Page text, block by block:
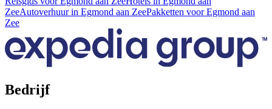
ZeeAutoverhuur in Egmond aan ZeePakketten voor Egmond aan
Zee
Bedrijf